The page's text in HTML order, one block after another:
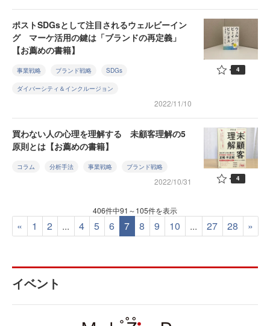
ポストSDGsとして注目されるウェルビーイン
グ マーケ活用の鍵は「ブランドの再定義」
【お薦めの書籍】
事業戦略 ブランド戦略 SDGs
ダイバーシティ＆インクルージョン
2022/11/10
4
買わない人の心理を理解する 未顧客理解の5
原則とは【お薦めの書籍】
コラム 分析手法 事業戦略 ブランド戦略
2022/10/31 4
406件中91～105件を表示
« 1 2 ... 4 5 6 7 8 9 10 ... 27 28 »
イベント